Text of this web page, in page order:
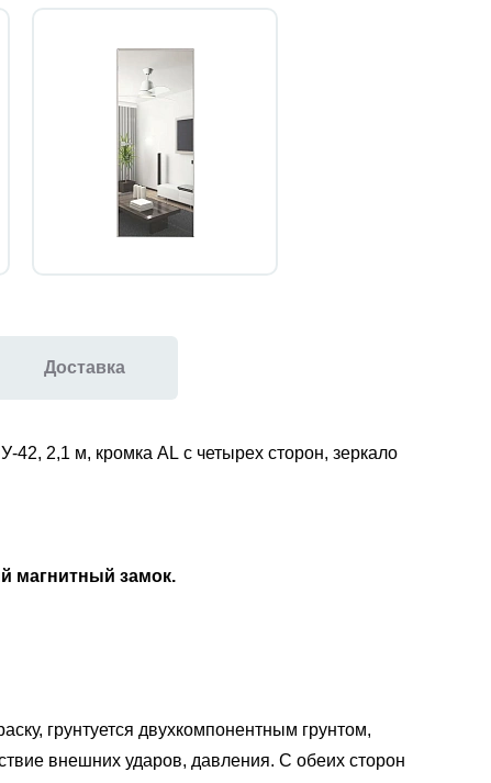
Доставка
42, 2,1 м, кромка AL с четырех сторон, зеркало
магнитный замок.
грунтуется двухкомпонентным грунтом,
внешних ударов, давления. С обеих сторон